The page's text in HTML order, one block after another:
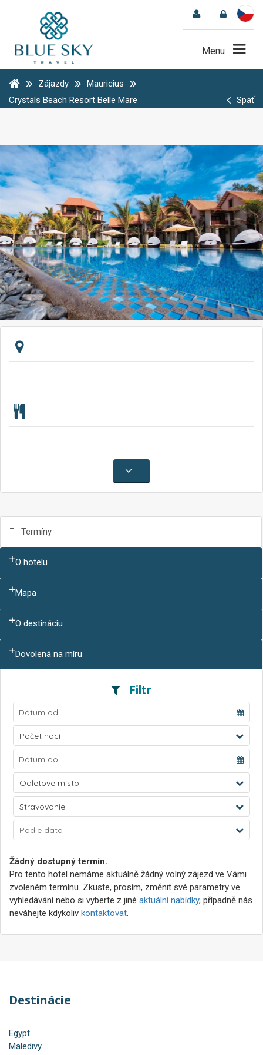
Menu
Zájazdy
Mauricius
Crystals Beach Resort Belle Mare
Späť
Termíny
O hotelu
Mapa
O destináciu
Dovolená na míru
Filtr
Počet nocí
Odletové místo
Stravovanie
Podle data
Žádný dostupný termín.
Pro tento hotel nemáme aktuálně žádný volný zájezd ve Vámi
zvoleném termínu. Zkuste, prosím, změnit své parametry ve
vyhledávání nebo si vyberte z jiné aktuální nabídky, případně nás
neváhejte kdykoliv kontaktovat.
Destinácie
Egypt
Maledivy